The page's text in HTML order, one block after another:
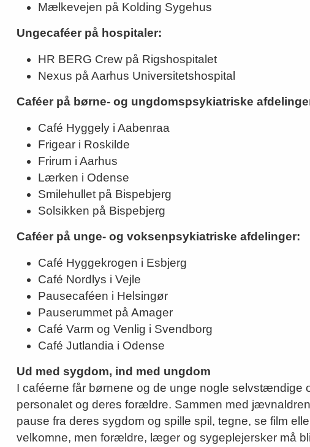
Mælkevejen på Kolding Sygehus
Ungecaféer på hospitaler:
HR BERG Crew på Rigshospitalet
Nexus på Aarhus Universitetshospital
Caféer på børne- og ungdomspsykiatriske
Café Hyggely i Aabenraa
Frigear i Roskilde
Frirum i Aarhus
Lærken i Odense
Smilehullet på Bispebjerg
Solsikken på Bispebjerg
Caféer på unge- og voksenpsykiatriske afdelinger:
Café Hyggekrogen i Esbjerg
Café Nordlys i Vejle
Pausecaféen i Helsingør
Pauserummet på Amager
Café Varm og Venlig i Svendborg
Café Jutlandia i Odense
Ud med sygdom, ind med ungdom
I caféerne får børnene og de unge nogle selvstændige
personalet og deres forældre. Sammen med
pause fra deres sygdom og spille spil, tegne, se film
velkomne, men forældre, læger og sygeplejersker må